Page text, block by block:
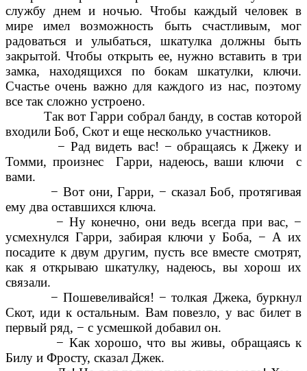
службу днем и ночью. Чтобы каждый человек в
мире имел возможность быть счастливым, мог
радоваться и улыбаться, шкатулка должны быть
закрытой. Чтобы открыть ее, нужно вставить в три
замка, находящихся по бокам шкатулки, ключи.
Счастье очень важно для каждого из нас, поэтому
все так сложно устроено.
Так вот Гарри собрал банду, в состав которой
входили Боб, Скот и еще несколько участников.
− Рад видеть вас! − обращаясь к Джеку и
Томми, произнес Гарри, надеюсь, ваши ключи с
вами.
− Вот они, Гарри, − сказал Боб, протягивая
ему два оставшихся ключа.
− Ну конечно, они ведь всегда при вас, −
усмехнулся Гарри, забирая ключи у Боба, − А их
посадите к двум другим, пусть все вместе смотрят,
как я открываю шкатулку, надеюсь, вы хорош их
связали.
− Пошевеливайся! − толкая Джека, буркнул
Скот, иди к остальным. Вам повезло, у вас билет в
первый ряд, − с усмешкой добавил он.
− Как хорошо, что вы живы, обращаясь к
Билу и Фросту, сказал Джек.